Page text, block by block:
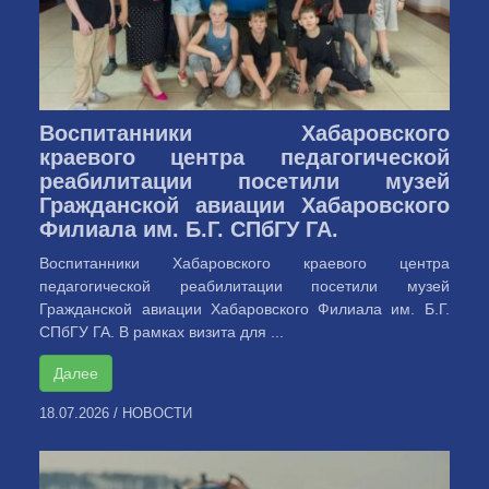
Воспитанники Хабаровского
краевого центра педагогической
реабилитации посетили музей
Гражданской авиации Хабаровского
Филиала им. Б.Г. СПбГУ ГА.
Воспитанники Хабаровского краевого центра
педагогической реабилитации посетили музей
Гражданской авиации Хабаровского Филиала им. Б.Г.
СПбГУ ГА. В рамках визита для ...
Далее
18.07.2026 / НОВОСТИ